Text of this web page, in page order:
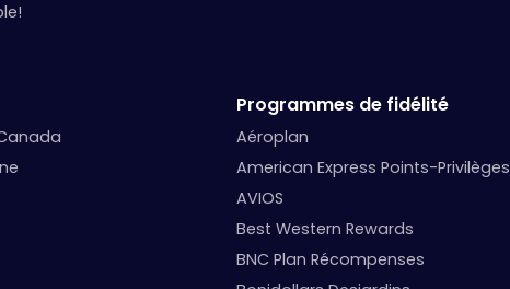
Programmes de fidélité
Aéroplan
American Express Points-Privilèges
AVIOS
Best Western Rewards
BNC Plan Récompenses